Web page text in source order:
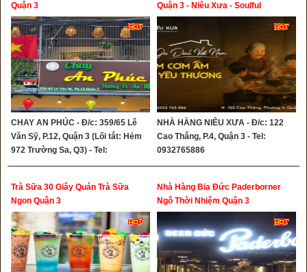
Quận 3
CHAY AN PHÚC - Đ/c: 359/65 Lê
Văn Sỹ, P.12, Quận 3 (Lối tắt: Hẻm
972 Trường Sa, Q3) - Tel:
0906046234 - 0917890883
Quận 3 - Niêu Xưa - Soulful
Vietnamese Home Cooking
NHÀ HÀNG NIÊU XƯA - Đ/c: 122
Cao Thắng, P.4, Quận 3 - Tel:
0932765886
Trà Sữa 30 Giây Quán Trà Sữa
Ngon Quận 3
Nhà Hàng Bia Đức Paderborner
Ngô Thời Nhiệm Quận 3